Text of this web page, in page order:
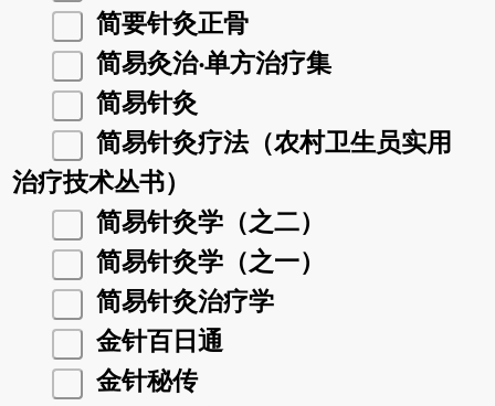
简要针灸正骨
简易灸治‧单方治疗集
简易针灸
简易针灸疗法（农村卫生员实用
治疗技术丛书）
简易针灸学（之二）
简易针灸学（之一）
简易针灸治疗学
金针百日通
金针秘传